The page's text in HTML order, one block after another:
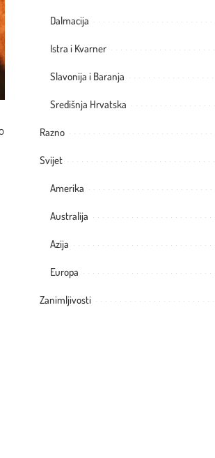
Dalmacija
Istra i Kvarner
Slavonija i Baranja
Središnja Hrvatska
Razno
Svijet
Amerika
Australija
Azija
Europa
Zanimljivosti